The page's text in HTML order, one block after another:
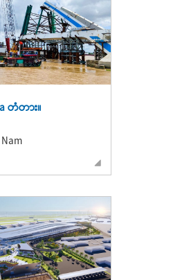
တံတား။